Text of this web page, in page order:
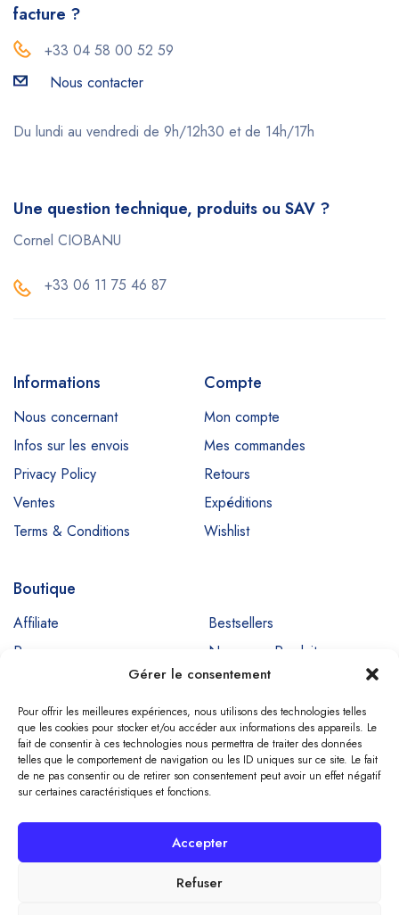
Gérer le consentement
Pour offrir les meilleures expériences, nous utilisons des technologies telles
que les cookies pour stocker et/ou accéder aux informations des appareils. Le
fait de consentir à ces technologies nous permettra de traiter des données
telles que le comportement de navigation ou les ID uniques sur ce site. Le fait
de ne pas consentir ou de retirer son consentement peut avoir un effet négatif
sur certaines caractéristiques et fonctions.
Accepter
Refuser
facture ?
+33 04 58 00 52 59
Nous contacter
Du lundi au vendredi de 9h/12h30 et de 14h/17h
Une question technique, produits ou SAV ?
Cornel CIOBANU
+33 06 11 75 46 87
Informations
Nous concernant
Infos sur les envois
Privacy Policy
Ventes
Terms & Conditions
Compte
Mon compte
Mes commandes
Retours
Expéditions
Wishlist
Boutique
Affiliate
Bestsellers
Promos
Nouveaux Produits
Copyright © SIGNADENT. All Rights Reserved